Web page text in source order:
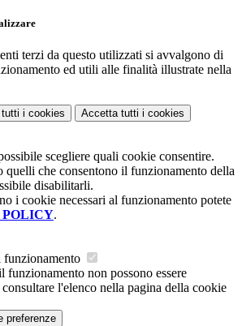
terzi da questo utilizzati si avvalgono di
ed utili alle finalità illustrate nella
tutti i cookies Accetta tutti i cookies
scegliere quali cookie consentire.
quelli che consentono il funzionamento della
disabilitarli.
i cookie necessari al funzionamento potete
POLICY.
funzionamento
funzionamento non possono essere
l'elenco nella pagina della cookie
preferenze